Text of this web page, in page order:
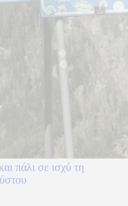
πάλι σε ισχύ τη